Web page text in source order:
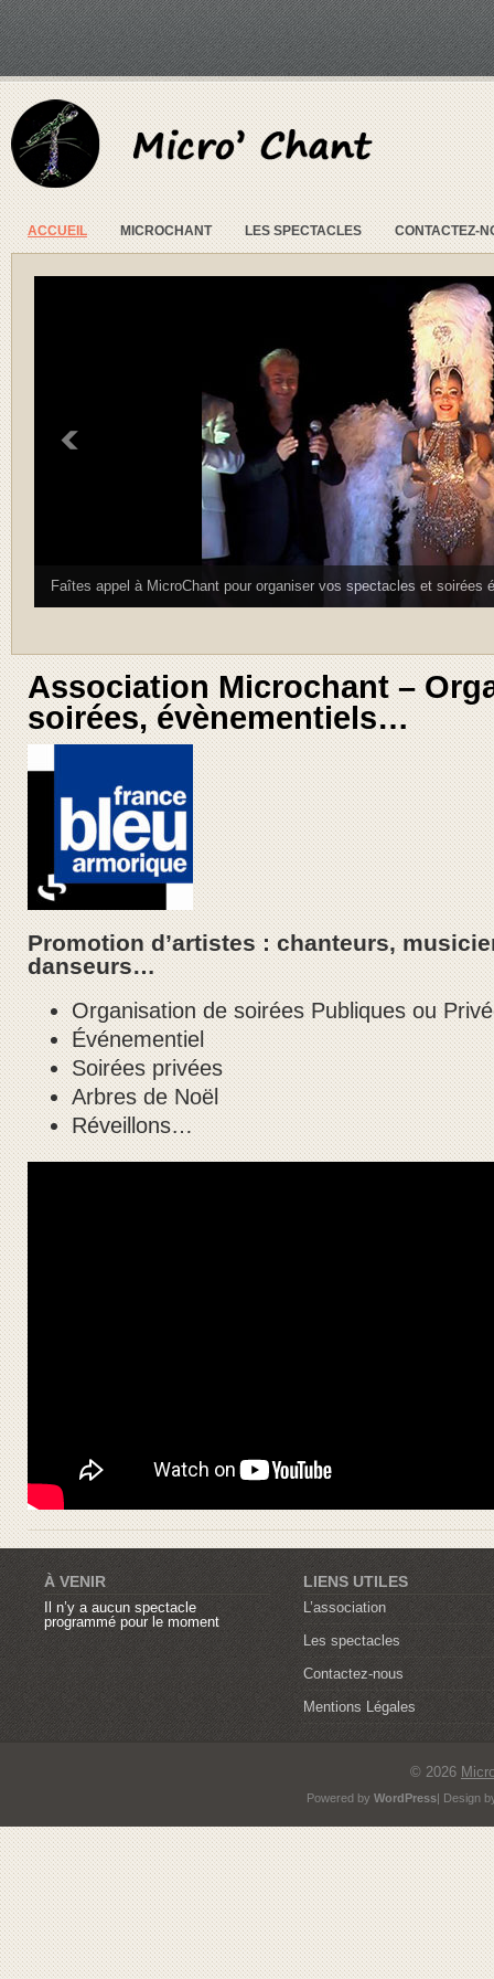
ACCUEIL MICROCHANT LES SPECTACLES CONTACTEZ-
Faîtes appel à MicroChant pour organiser vos spectacles et soirées
3
Association Microchant –
soirées, évènementiels…
Promotion d’artistes : chanteurs,
danseurs…
Organisation de soirées Publiques ou
Événementiel
Soirées privées
Arbres de Noël
Réveillons…
À VENIR
Il n’y a aucun spectacle
programmé pour le moment
LIENS UTILES
L’association
Les spectacles
Contactez-nous
Mentions Légales
© 2026
Powered by WordPress| Design